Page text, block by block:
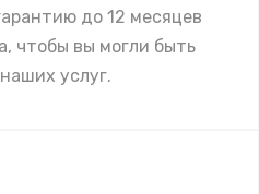
до 12 месяцев
чтобы вы могли быть
услуг.